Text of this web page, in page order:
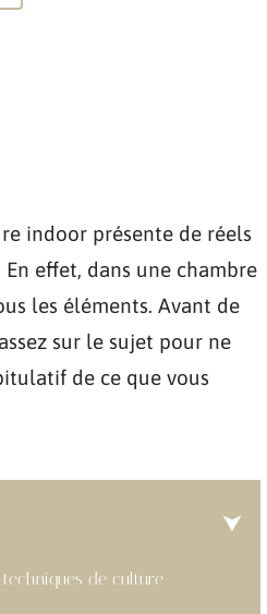
indoor présente de réels
effet, dans une chambre
les éléments. Avant de
sur le sujet pour ne
de ce que vous
techniques de culture